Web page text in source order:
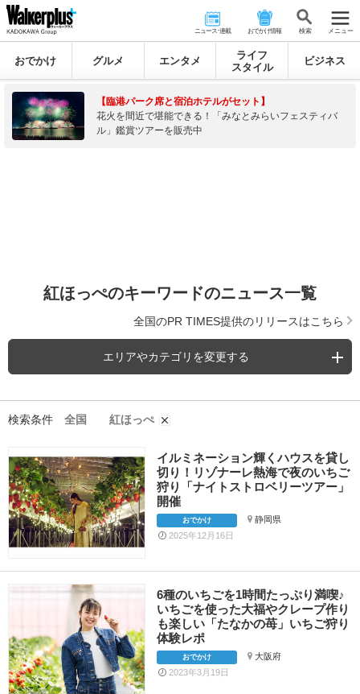
ニュース･連載 おでかけ情報 検 索 メニュー
おでかけ グルメ エンタメ
ライフ
スタイル
ビジネス
【臨港パーク席と宿泊ホテルがセット】
花火を間近で堪能できる！「みなとみらいフェスティバ
ル」鑑賞ツアーを販売中
紅ほっぺのキーワードのニュース一覧
全国のPR TIMES提供のリリースはこちら
エリアやカテゴリを変更する
検索条件 全国 紅ほっぺ
イルミネーション輝くハウスを貸し
切り！リゾナーレ熱海で夜のいちご
狩り「ナイトストロベリーツアー」
開催
おでかけ
静岡県
2025年12月16日
6種のいちごを1時間たっぷり満喫♪
いちごを使った大福やクレープ作り
も楽しい「たなかの苺」いちご狩り
体験レポ
おでかけ
大阪府
2023年3月19日